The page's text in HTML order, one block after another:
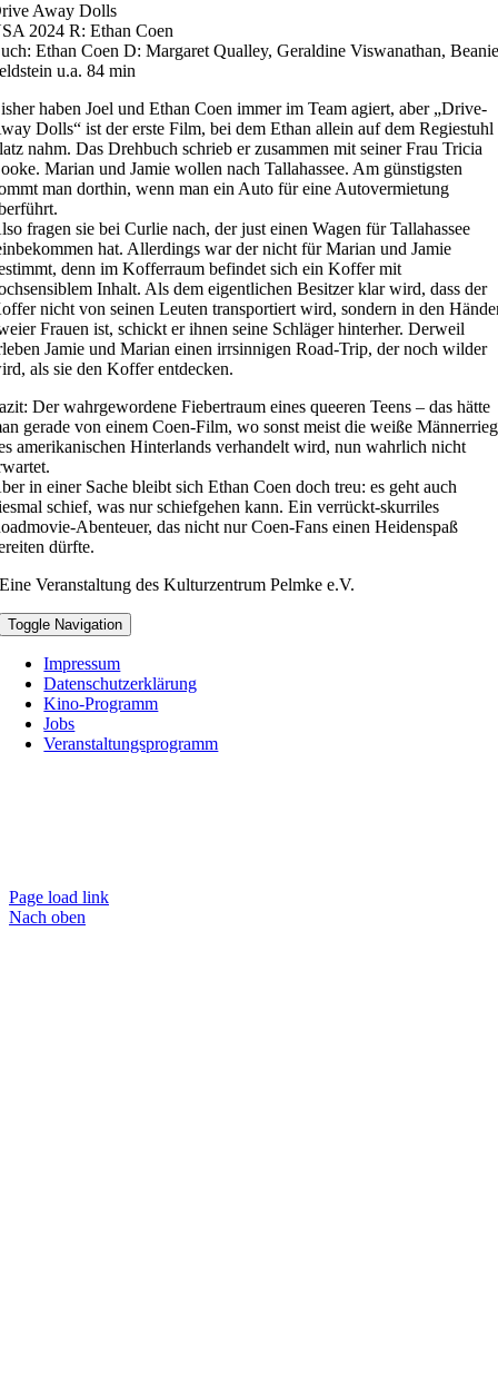
Away Dolls
2024 R: Ethan Coen
Ethan Coen D: Margaret Qualley, Geraldine Viswanathan,
u.a. 84 min
haben Joel und Ethan Coen immer im Team agiert, aber „Drive-
Dolls“ ist der erste Film, bei dem Ethan allein auf dem Regiestuhl
nahm. Das Drehbuch schrieb er zusammen mit seiner Frau Tricia
Marian und Jamie wollen nach Tallahassee. Am günstigsten
man dorthin, wenn man ein Auto für eine Autovermietung
fragen sie bei Curlie nach, der just einen Wagen für Tallahassee
hat. Allerdings war der nicht für Marian und Jamie
denn im Kofferraum befindet sich ein Koffer mit
Inhalt. Als dem eigentlichen Besitzer klar wird, dass der
nicht von seinen Leuten transportiert wird, sondern in den
Frauen ist, schickt er ihnen seine Schläger hinterher. Derweil
Jamie und Marian einen irrsinnigen Road-Trip, der noch wilder
als sie den Koffer entdecken.
Der wahrgewordene Fiebertraum eines queeren Teens – das hätte
gerade von einem Coen-Film, wo sonst meist die weiße
amerikanischen Hinterlands verhandelt wird, nun wahrlich nicht
in einer Sache bleibt sich Ethan Coen doch treu: es geht auch
schief, was nur schiefgehen kann. Ein verrückt-skurriles
Abenteuer, das nicht nur Coen-Fans einen Heidenspaß
dürfte.
Eine Veranstaltung des Kulturzentrum Pelmke e.V.
Toggle Navigation
Impressum
Datenschutzerklärung
Kino-Programm
Jobs
Veranstaltungsprogramm
Page load link
Nach oben